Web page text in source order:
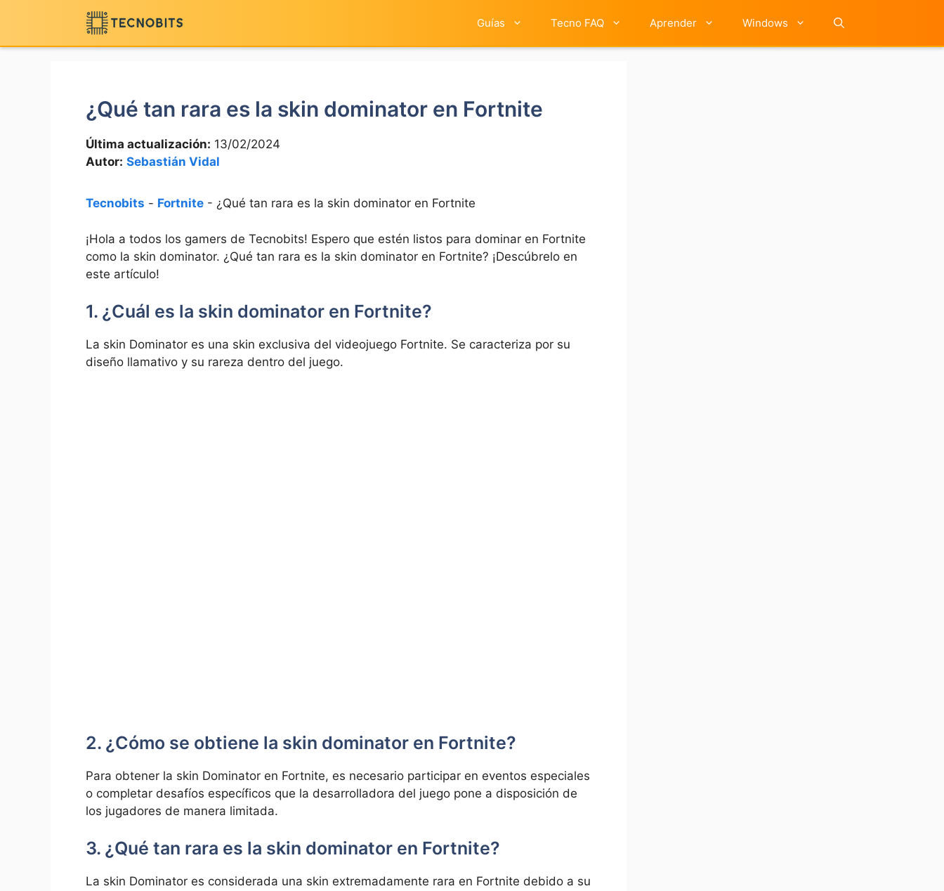
contenido
Guías Tecno FAQ Aprender Windows
¿Qué tan rara es la skin dominator en Fortnite
Última actualización: 13/02/2024
Autor: Sebastián Vidal
Tecnobits - Fortnite - ¿Qué tan rara es la skin dominator en Fortnite
¡Hola a todos los gamers de Tecnobits! Espero que estén listos para dominar en Fortnite
como la skin dominator. ¿Qué tan rara es la skin dominator en Fortnite? ¡Descúbrelo en
este artículo!
1. ¿Cuál es la skin dominator en Fortnite?
La skin Dominator es una skin exclusiva del videojuego Fortnite. Se caracteriza por su
diseño llamativo y su rareza dentro del juego.
2. ¿Cómo se obtiene la skin dominator en Fortnite?
Para obtener la skin Dominator en Fortnite, es necesario participar en eventos especiales
o completar desafíos específicos que la desarrolladora del juego pone a disposición de
los jugadores de manera limitada.
3. ¿Qué tan rara es la skin dominator en Fortnite?
La skin Dominator es considerada una skin extremadamente rara en Fortnite debido a su